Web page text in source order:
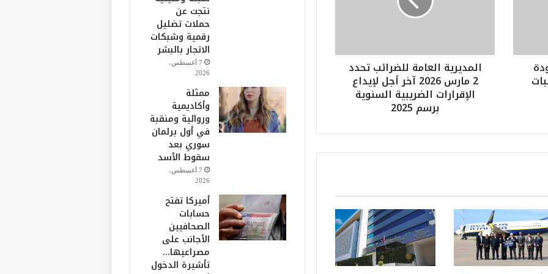
ا
ل
ئ
ب
ت
ح
د
د
المديرية العامة للضرائب تحدد
2 مارس 2026 آخر أجل لإيداع
الإقرارات الضريبية السنوية
برسم 2025
نتجت عن
حملات تضليل
رقمية وشبكات
الاتجار بالبشر
7 أغسطس،
2026
ممثلة
وأكاديمية
وروائية ومنقبة
في أول برلمان
سوري بعد
سقوط الأسد
7 أغسطس،
2026
أميركا تفتح
حسابات
الصحافيين
الأجانب على
مصراعيها…
تأشيرة الدخول